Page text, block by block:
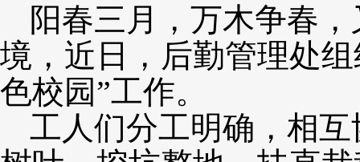
阳春三月，万木争春
境，近日，后勤管理处
色校园”工作。
工人们分工明确，相